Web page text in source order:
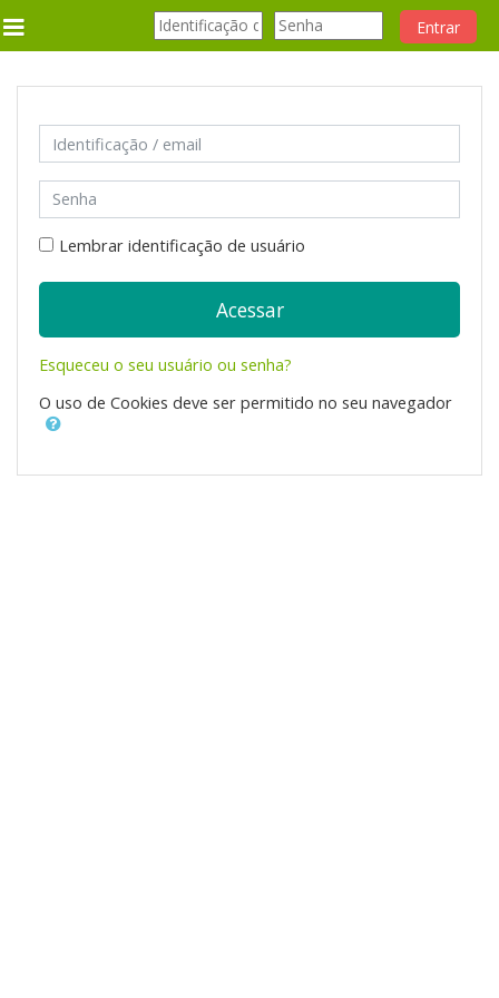
Side panel
Entrar
Identificação / email
Senha
Lembrar identificação de usuário
Acessar
Esqueceu o seu usuário ou senha?
O uso de Cookies deve ser permitido no seu navegador